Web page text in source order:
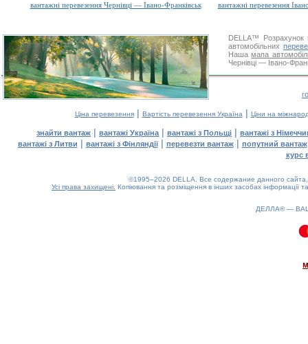
вантажні перевезення Чернівці — Івано-Франківськ
вантажні перевезення
DELLA™
Розрахунок
автомобільних
Нашамапа
Чернівці — Івано-
Ціна перевезення| Вартість перевезення Україна | Ціни на
знайти вантаж | вантажі Україна | вантажі з Польщі | вантажі з
вантажі з Литви | вантажі з Фінляндії| перевезти вантаж| попутний вантаж
курс
©1995–2026 DELLA. Все содержание данного
Усі права захищені. Копіювання та розміщення в інших засобах інформації
ДЕЛЛА® —